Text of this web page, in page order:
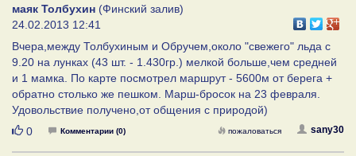
маяк Толбухин (Финский залив)
24.02.2013 12:41
Вчера,между Толбухиным и Обручем,около "свежего" льда с
9.20 на лунках (43 шт. - 1.430гр.) мелкой больше,чем средней
и 1 мамка. По карте посмотрел маршрут - 5600м от берега +
обратно столько же пешком. Марш-бросок на 23 февраля.
Удовольствие получено,от общения с природой)
Нравится
0 Комментарии (0) sany30
пожаловаться